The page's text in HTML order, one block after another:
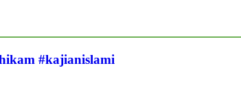
#kajianislami